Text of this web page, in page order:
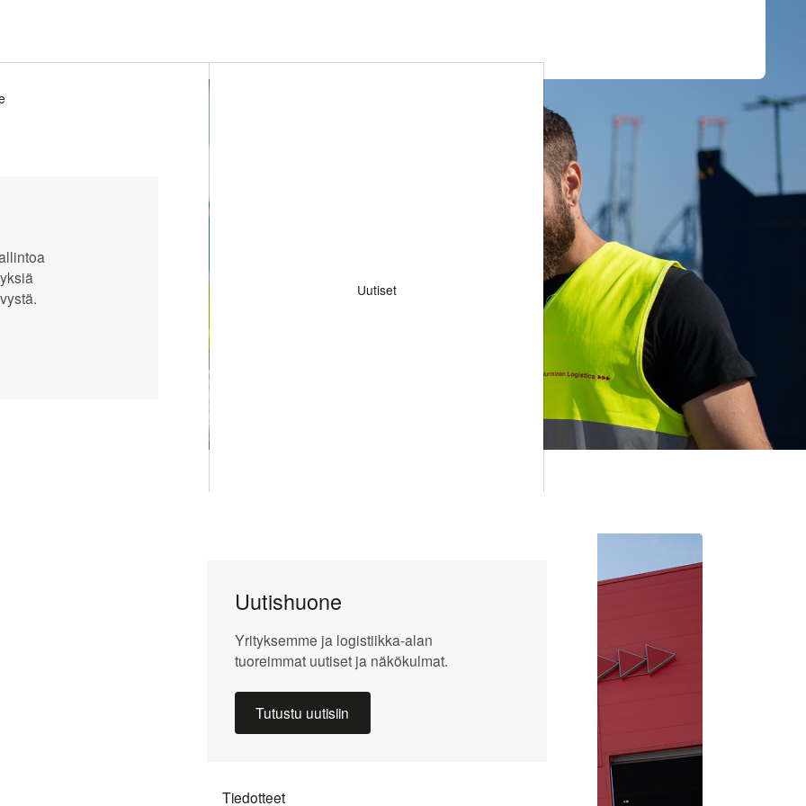
Strategia
Kokonaistuotto
Osakkeenomistajat
Osakassopimukset
liiketoimet
Uutiset
Uutishuone
Yrityksemme ja logistiikka-alan
tuoreimmat uutiset ja näkökulmat.
Tutustu uutisiin
Tiedotteet
joka ei
Tiimimme